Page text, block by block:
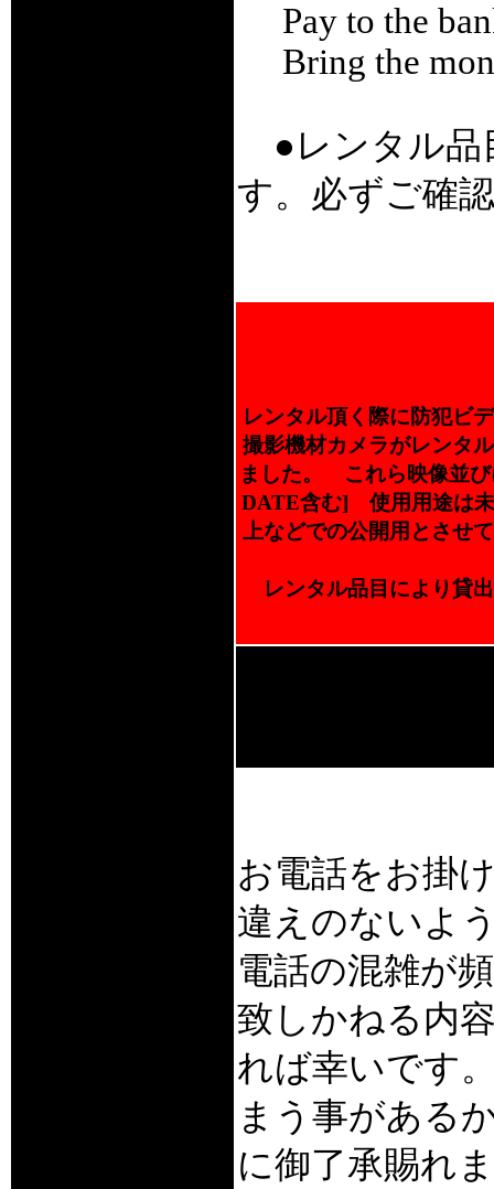
Pay to the
Bring the
●レンタル品
す。必ずご確
レンタル頂く際に防犯ビ
撮影機材カメラがレンタ
ました。 これら映像並び
DATE含む] 使用用途は未
上などでの公開用とさせ
レンタル品目により貸
お電話をお掛
違えのないよ
電話の混雑が
致しかねる内
れば幸いです
まう事がある
に御了承賜れ